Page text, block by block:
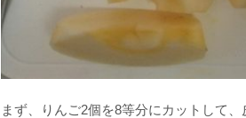
まず、りんご2個を8等分にカットして